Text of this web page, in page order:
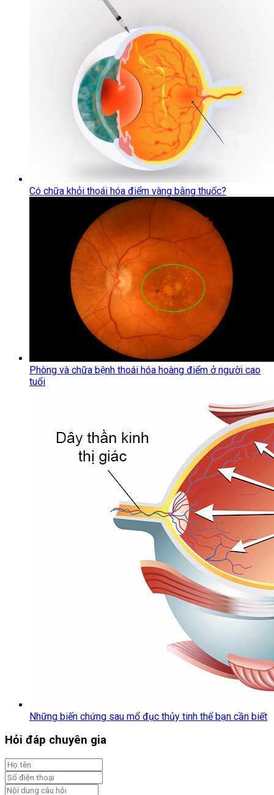
Có chữa khỏi thoái hóa điểm vàng bằng thuốc?
Phòng và chữa bệnh thoái hóa hoàng điểm ở người cao
tuổi
Những biến chứng sau mổ đục thủy tinh thể bạn cần biết
Hỏi đáp chuyên gia